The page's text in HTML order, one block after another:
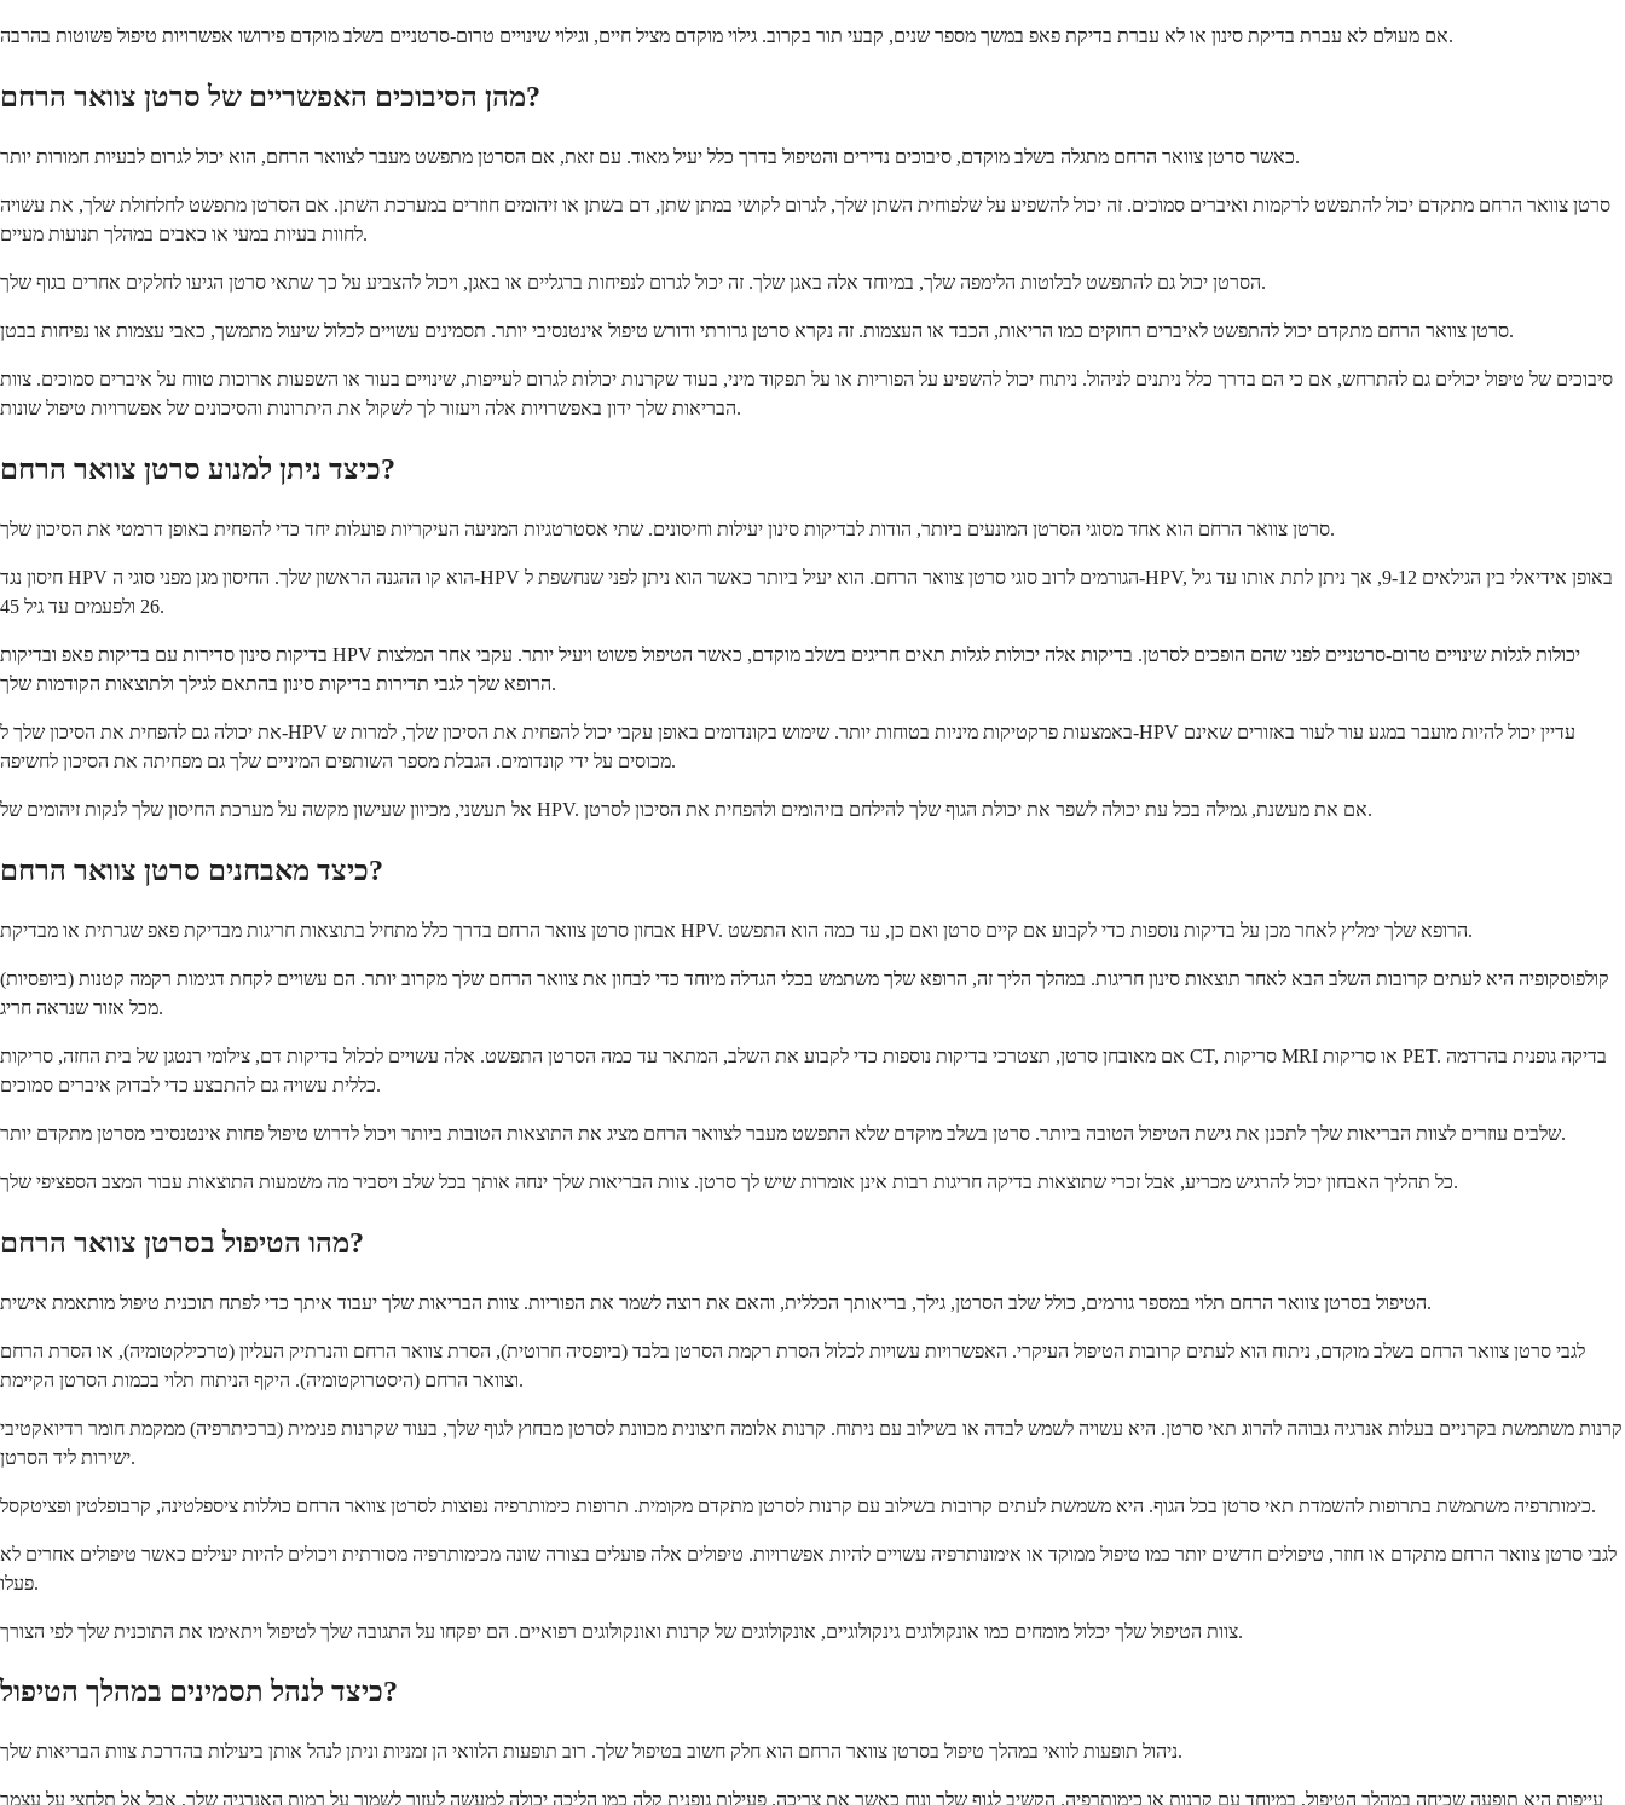
אם מעולם לא עברת בדיקת סינון או לא עברת בדיקת פאפ במשך מספר שנים, קבעי תור בקרוב. גילוי מוקדם מציל חיים, וגילוי שינויים טרום-סרטניים בשלב מוקדם פירושו אפשרויות טיפול פשוטות בהרבה.
מהן הסיבוכים האפשריים של סרטן צוואר הרחם?
כאשר סרטן צוואר הרחם מתגלה בשלב מוקדם, סיבוכים נדירים והטיפול בדרך כלל יעיל מאוד. עם זאת, אם הסרטן מתפשט מעבר לצוואר הרחם, הוא יכול לגרום לבעיות חמורות יותר.
סרטן צוואר הרחם מתקדם יכול להתפשט לרקמות ואיברים סמוכים. זה יכול להשפיע על שלפוחית השתן שלך, לגרום לקושי במתן שתן, דם בשתן או זיהומים חוזרים במערכת השתן. אם הסרטן מתפשט לחלחולת שלך, את עשויה
לחוות בעיות במעי או כאבים במהלך תנועות מעיים.
הסרטן יכול גם להתפשט לבלוטות הלימפה שלך, במיוחד אלה באגן שלך. זה יכול לגרום לנפיחות ברגליים או באגן, ויכול להצביע על כך שתאי סרטן הגיעו לחלקים אחרים בגוף שלך.
סרטן צוואר הרחם מתקדם יכול להתפשט לאיברים רחוקים כמו הריאות, הכבד או העצמות. זה נקרא סרטן גרורתי ודורש טיפול אינטנסיבי יותר. תסמינים עשויים לכלול שיעול מתמשך, כאבי עצמות או נפיחות בבטן.
סיבוכים של טיפול יכולים גם להתרחש, אם כי הם בדרך כלל ניתנים לניהול. ניתוח יכול להשפיע על הפוריות או על תפקוד מיני, בעוד שקרנות יכולות לגרום לעייפות, שינויים בעור או השפעות ארוכות טווח על איברים סמוכים. צוות
הבריאות שלך ידון באפשרויות אלה ויעזור לך לשקול את היתרונות והסיכונים של אפשרויות טיפול שונות.
כיצד ניתן למנוע סרטן צוואר הרחם?
סרטן צוואר הרחם הוא אחד מסוגי הסרטן המונעים ביותר, הודות לבדיקות סינון יעילות וחיסונים. שתי אסטרטגיות המניעה העיקריות פועלות יחד כדי להפחית באופן דרמטי את הסיכון שלך.
חיסון נגד HPV הוא קו ההגנה הראשון שלך. החיסון מגן מפני סוגי ה-HPV הגורמים לרוב סוגי סרטן צוואר הרחם. הוא יעיל ביותר כאשר הוא ניתן לפני שנחשפת ל-HPV, באופן אידיאלי בין הגילאים 9-12, אך ניתן לתת אותו עד גיל
26 ולפעמים עד גיל 45.
בדיקות סינון סדירות עם בדיקות פאפ ובדיקות HPV יכולות לגלות שינויים טרום-סרטניים לפני שהם הופכים לסרטן. בדיקות אלה יכולות לגלות תאים חריגים בשלב מוקדם, כאשר הטיפול פשוט ויעיל יותר. עקבי אחר המלצות
הרופא שלך לגבי תדירות בדיקות סינון בהתאם לגילך ולתוצאות הקודמות שלך.
את יכולה גם להפחית את הסיכון שלך ל-HPV באמצעות פרקטיקות מיניות בטוחות יותר. שימוש בקונדומים באופן עקבי יכול להפחית את הסיכון שלך, למרות ש-HPV עדיין יכול להיות מועבר במגע עור לעור באזורים שאינם
מכוסים על ידי קונדומים. הגבלת מספר השותפים המיניים שלך גם מפחיתה את הסיכון לחשיפה.
אל תעשני, מכיוון שעישון מקשה על מערכת החיסון שלך לנקות זיהומים של HPV. אם את מעשנת, גמילה בכל עת יכולה לשפר את יכולת הגוף שלך להילחם בזיהומים ולהפחית את הסיכון לסרטן.
כיצד מאבחנים סרטן צוואר הרחם?
אבחון סרטן צוואר הרחם בדרך כלל מתחיל בתוצאות חריגות מבדיקת פאפ שגרתית או מבדיקת HPV. הרופא שלך ימליץ לאחר מכן על בדיקות נוספות כדי לקבוע אם קיים סרטן ואם כן, עד כמה הוא התפשט.
קולפוסקופיה היא לעתים קרובות השלב הבא לאחר תוצאות סינון חריגות. במהלך הליך זה, הרופא שלך משתמש בכלי הגדלה מיוחד כדי לבחון את צוואר הרחם שלך מקרוב יותר. הם עשויים לקחת דגימות רקמה קטנות (ביופסיות)
מכל אזור שנראה חריג.
אם מאובחן סרטן, תצטרכי בדיקות נוספות כדי לקבוע את השלב, המתאר עד כמה הסרטן התפשט. אלה עשויים לכלול בדיקות דם, צילומי רנטגן של בית החזה, סריקות CT, סריקות MRI או סריקות PET. בדיקה גופנית בהרדמה
כללית עשויה גם להתבצע כדי לבדוק איברים סמוכים.
שלבים עוזרים לצוות הבריאות שלך לתכנן את גישת הטיפול הטובה ביותר. סרטן בשלב מוקדם שלא התפשט מעבר לצוואר הרחם מציג את התוצאות הטובות ביותר ויכול לדרוש טיפול פחות אינטנסיבי מסרטן מתקדם יותר.
כל תהליך האבחון יכול להרגיש מכריע, אבל זכרי שתוצאות בדיקה חריגות רבות אינן אומרות שיש לך סרטן. צוות הבריאות שלך ינחה אותך בכל שלב ויסביר מה משמעות התוצאות עבור המצב הספציפי שלך.
מהו הטיפול בסרטן צוואר הרחם?
הטיפול בסרטן צוואר הרחם תלוי במספר גורמים, כולל שלב הסרטן, גילך, בריאותך הכללית, והאם את רוצה לשמר את הפוריות. צוות הבריאות שלך יעבוד איתך כדי לפתח תוכנית טיפול מותאמת אישית.
לגבי סרטן צוואר הרחם בשלב מוקדם, ניתוח הוא לעתים קרובות הטיפול העיקרי. האפשרויות עשויות לכלול הסרת רקמת הסרטן בלבד (ביופסיה חרוטית), הסרת צוואר הרחם והנרתיק העליון (טרכילקטומיה), או הסרת הרחם
וצוואר הרחם (היסטרוקטומיה). היקף הניתוח תלוי בכמות הסרטן הקיימת.
קרנות משתמשת בקרניים בעלות אנרגיה גבוהה להרוג תאי סרטן. היא עשויה לשמש לבדה או בשילוב עם ניתוח. קרנות אלומה חיצונית מכוונת לסרטן מבחוץ לגוף שלך, בעוד שקרנות פנימית (ברכיתרפיה) ממקמת חומר רדיואקטיבי
ישירות ליד הסרטן.
כימותרפיה משתמשת בתרופות להשמדת תאי סרטן בכל הגוף. היא משמשת לעתים קרובות בשילוב עם קרנות לסרטן מתקדם מקומית. תרופות כימותרפיה נפוצות לסרטן צוואר הרחם כוללות ציספלטינה, קרבופלטין ופציטקסל.
לגבי סרטן צוואר הרחם מתקדם או חוזר, טיפולים חדשים יותר כמו טיפול ממוקד או אימונותרפיה עשויים להיות אפשרויות. טיפולים אלה פועלים בצורה שונה מכימותרפיה מסורתית ויכולים להיות יעילים כאשר טיפולים אחרים לא
פעלו.
צוות הטיפול שלך יכלול מומחים כמו אונקולוגים גינקולוגיים, אונקולוגים של קרנות ואונקולוגים רפואיים. הם יפקחו על התגובה שלך לטיפול ויתאימו את התוכנית שלך לפי הצורך.
כיצד לנהל תסמינים במהלך הטיפול?
ניהול תופעות לוואי במהלך טיפול בסרטן צוואר הרחם הוא חלק חשוב בטיפול שלך. רוב תופעות הלוואי הן זמניות וניתן לנהל אותן ביעילות בהדרכת צוות הבריאות שלך.
עייפות היא תופעה שכיחה במהלך הטיפול, במיוחד עם קרנות או כימותרפיה. הקשיב לגוף שלך ונוח כאשר את צריכה. פעילות גופנית קלה כמו הליכה יכולה למעשה לעזור לשמור על רמות האנרגיה שלך, אבל אל תלחצי על עצמך